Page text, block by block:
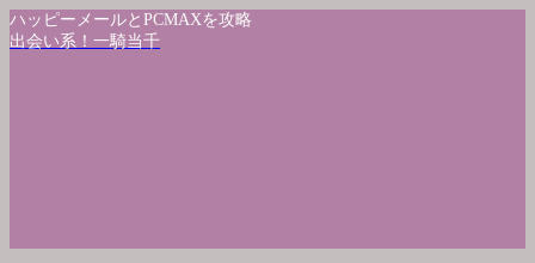
ハッピーメールとPCMAXを攻略
出会い系！一騎当千